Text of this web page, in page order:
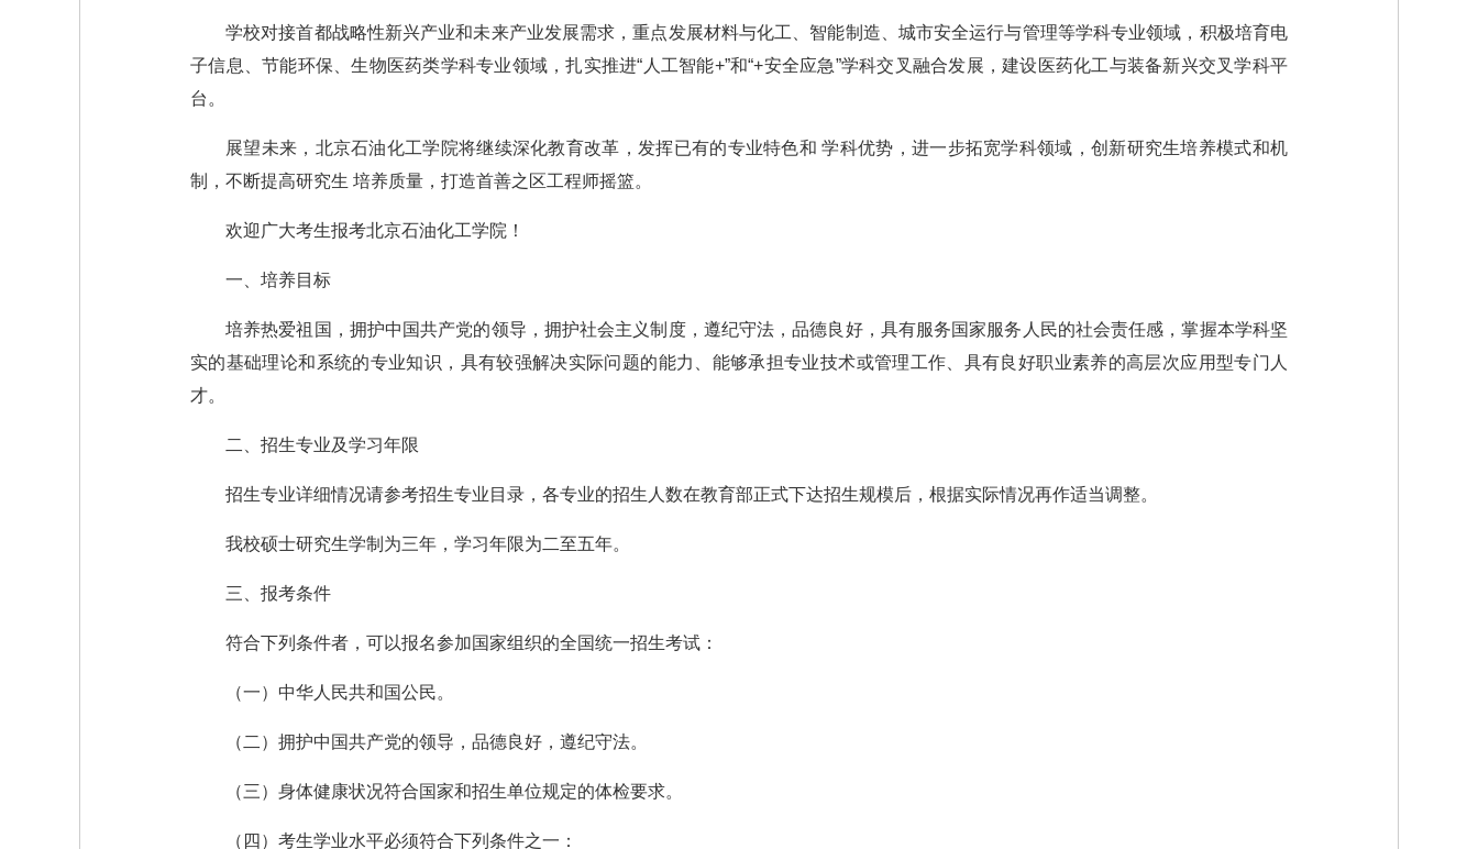
学校对接首都战略性新兴产业和未来产业发展需求，重点发展材料与化工、智能制造、城市安全运行与管理等学科专业领域，积极培育电
子信息、节能环保、生物医药类学科专业领域，扎实推进“人工智能+”和“+安全应急”学科交叉融合发展，建设医药化工与装备新兴交叉学科平
台。
展望未来，北京石油化工学院将继续深化教育改革，发挥已有的专业特色和 学科优势，进一步拓宽学科领域，创新研究生培养模式和机
制，不断提高研究生 培养质量，打造首善之区工程师摇篮。
欢迎广大考生报考北京石油化工学院！
一、培养目标
培养热爱祖国，拥护中国共产党的领导，拥护社会主义制度，遵纪守法，品德良好，具有服务国家服务人民的社会责任感，掌握本学科坚
实的基础理论和系统的专业知识，具有较强解决实际问题的能力、能够承担专业技术或管理工作、具有良好职业素养的高层次应用型专门人
才。
二、招生专业及学习年限
招生专业详细情况请参考招生专业目录，各专业的招生人数在教育部正式下达招生规模后，根据实际情况再作适当调整。
我校硕士研究生学制为三年，学习年限为二至五年。
三、报考条件
符合下列条件者，可以报名参加国家组织的全国统一招生考试：
（一）中华人民共和国公民。
（二）拥护中国共产党的领导，品德良好，遵纪守法。
（三）身体健康状况符合国家和招生单位规定的体检要求。
（四）考生学业水平必须符合下列条件之一：